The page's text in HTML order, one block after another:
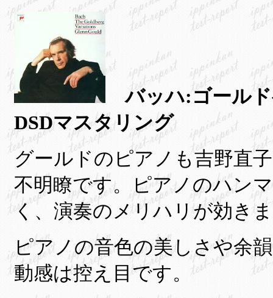
バッハ:ゴール
DSDマスタリング
グールドのピアノも吉野直
不明瞭です。ピアノのハン
く、演奏のメリハリが効き
ピアノの音色の美しさや余
動感は控え目です。